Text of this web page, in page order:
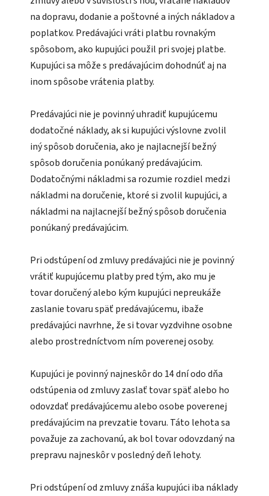
na dopravu, dodanie a poštovné a iných nákladov a
poplatkov. Predávajúci vráti platbu rovnakým
spôsobom, ako kupujúci použil pri svojej platbe.
Kupujúci sa môže s predávajúcim dohodnúť aj na
inom spôsobe vrátenia platby.
Predávajúci nie je povinný uhradiť kupujúcemu
dodatočné náklady, ak si kupujúci výslovne zvolil
iný spôsob doručenia, ako je najlacnejší bežný
spôsob doručenia ponúkaný predávajúcim.
Dodatočnými nákladmi sa rozumie rozdiel medzi
nákladmi na doručenie, ktoré si zvolil kupujúci, a
nákladmi na najlacnejší bežný spôsob doručenia
ponúkaný predávajúcim.
Pri odstúpení od zmluvy predávajúci nie je povinný
vrátiť kupujúcemu platby pred tým, ako mu je
tovar doručený alebo kým kupujúci nepreukáže
zaslanie tovaru späť predávajúcemu, ibaže
predávajúci navrhne, že si tovar vyzdvihne osobne
alebo prostredníctvom ním poverenej osoby.
Kupujúci je povinný najneskôr do 14 dní odo dňa
odstúpenia od zmluvy zaslať tovar späť alebo ho
odovzdať predávajúcemu alebo osobe poverenej
predávajúcim na prevzatie tovaru. Táto lehota sa
považuje za zachovanú, ak bol tovar odovzdaný na
prepravu najneskôr v posledný deň lehoty.
Pri odstúpení od zmluvy znáša kupujúci iba náklady